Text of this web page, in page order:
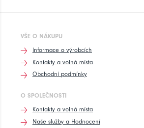
VŠE O NÁKUPU
Informace o výrobcích
Kontakty a volná místa
Obchodní podmínky
O SPOLEČNOSTI
Kontakty a volná místa
Naše služby a Hodnocení